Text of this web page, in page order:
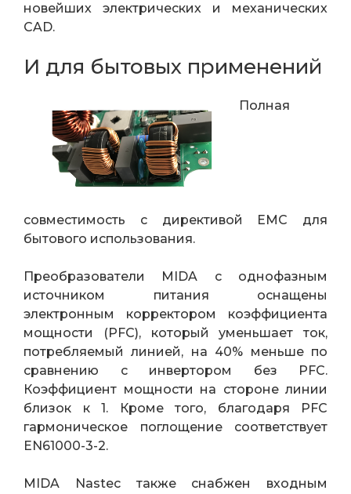
новейших электрических и механических
CAD.
И для бытовых применений
Полная
совместимость с директивой EMC для
бытового использования.
Преобразователи MIDA с однофазным
источником питания оснащены
электронным корректором коэффициента
мощности (PFC), который уменьшает ток,
потребляемый линией, на 40% меньше по
сравнению с инвертором без PFC.
Коэффициент мощности на стороне линии
близок к 1. Кроме того, благодаря PFC
гармоническое поглощение соответствует
EN61000-3-2.
MIDA Nastec также снабжен входным